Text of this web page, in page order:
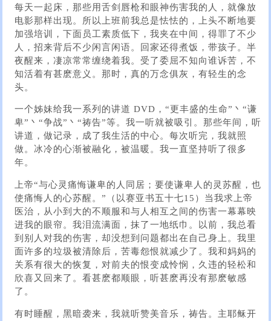
每天一起床，那些用舌剑唇枪和眼神伤害我的人，就像放
电影那样出现。所以上班前我总是怯怯的，上头不断地要
加强培训，下面员工素质低下，我夹在中间，得罪了不少
人，招来背后不少闲言闲语。回家还得煮饭，带孩子。半
夜醒来，凄凉常常缠绕着我。受了委屈不知向谁诉苦，不
知活着有甚麽意义。那时，真的万念俱灰，有轻生的念
头。
一个姊妹给我一系列的讲道 DVD，“更丰盛的生命”丶“谦
卑”丶“争战”丶“祷告”等。我一听就被吸引。那些年间，听
讲道，做记录，成了我生活的中心。每次听完，我就照
做。冰冷的心渐被融化，被温暖。我一直坚持听了很多
年。
上帝“与心灵痛悔谦卑的人同居；要使谦卑人的灵苏醒，也
使痛悔人的心苏醒。”（以赛亚书五十七15）当我求上帝
医治，从小到大的不顺服和与人相互之间的伤害一幕幕映
进我的眼帘。我泪流满面，抹了一地纸巾。以前，我总看
到别人对我的伤害，却没想到问题都出在自己身上。我里
面许多的垃圾被清除后，苦毒怨恨就减少了。我和妈妈的
关系有很大的恢复，对前夫的恨变成怜悯，久违的轻松和
欣喜又回来了。看甚麽都顺眼，听甚麽再没有那麽敏感
了。
有时睡醒，黑暗袭来，我就听赞美音乐，祷告。主耶稣开